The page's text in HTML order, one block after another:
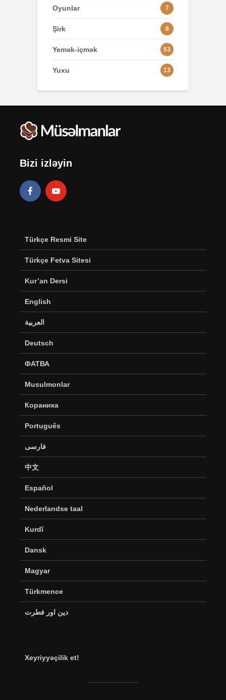
Oyunlar 7
Şirk 8
Yemək-içmək 53
Yuxu 13
Bizi izləyin
Türkçe Resmi Site
Türkçe Fetva Sitesi
Kur’an Dersi
English
العربية
Deutsch
ФАТВА
Musulmonlar
Кораника
Português
فارسی
中文
Español
Nederlandse taal
Kurdî
Dansk
Magyar
Türkmence
دین اور فطرت
Xeyriyyəçilik et!